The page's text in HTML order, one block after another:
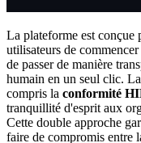
La plateforme est
utilisateurs de
de passer de manière
humain en un seul clic.
compris la conformité
tranquillité d'esprit aux
Cette double approche
faire de compromis entre